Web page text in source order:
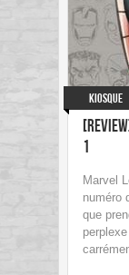
Kiosque
1
Marvel
numéro
que